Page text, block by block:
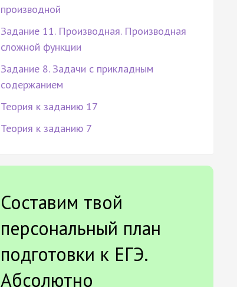
производной
Задание 11. Производная. Производная
сложной функции
Задание 8. Задачи с прикладным
содержанием
Теория к заданию 17
Теория к заданию 7
Составим твой
персональный план
подготовки к ЕГЭ.
Абсолютно